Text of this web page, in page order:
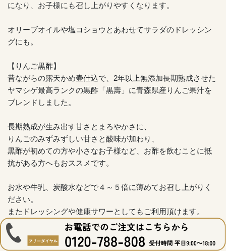
になり、お子様にも召し上がりやすくなります。
オリーブオイルや塩コショウとあわせてサラダのドレッシン
グにも。
【りんご黒酢】
昔ながらの露天かめ壷仕込で、2年以上無添加長期熟成させた
ヤマシゲ最高ランクの黒酢「黒壽」に青森県産りんご果汁を
ブレンドしました。
長期熟成が生み出す甘さとまろやかさに、
りんごのみずみずしい甘さと酸味が加わり、
黒酢が初めての方や小さなお子様など、お酢を飲むことに抵
抗がある方へもおススメです。
お水や牛乳、炭酸水などで４～５倍に薄めてお召し上がりく
ださい。
またドレッシングや健康サワーとしてもご利用頂けます。